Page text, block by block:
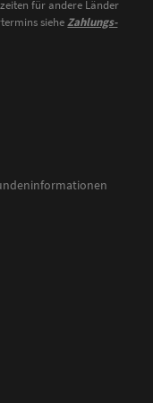
für andere Länder
sieheZahlungs-